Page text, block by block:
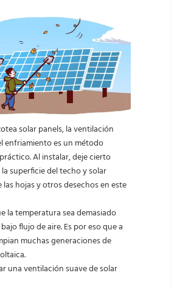
solar panels, la ventilación
enfriamiento es un método
Al instalar, deje cierto
superficie del techo y solar
las hojas y otros desechos en este
la temperatura sea demasiado
flujo de aire. Es por eso que a
muchas generaciones de
una ventilación suave de solar